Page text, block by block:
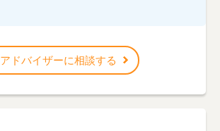
アドバイザーに相談する